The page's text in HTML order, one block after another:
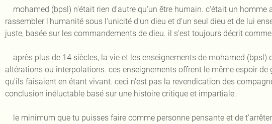
mohamed (bpsl) n'était rien d'autre qu'un être humain. c'était un homme
rassembler l'humanité sous l'unicité d'un dieu et d'un seul dieu et de lui
juste, basée sur les commandements de dieu. il s'est toujours décrit
après plus de 14 siècles, la vie et les enseignements de mohamed
altérations ou interpolations. ces enseignements offrent le même espoir de
qu'ils faisaient en étant vivant. ceci n'est pas la revendication des
conclusion inéluctable basé sur une histoire critique et impartiale.
le minimum que tu puisses faire comme personne pensante et de